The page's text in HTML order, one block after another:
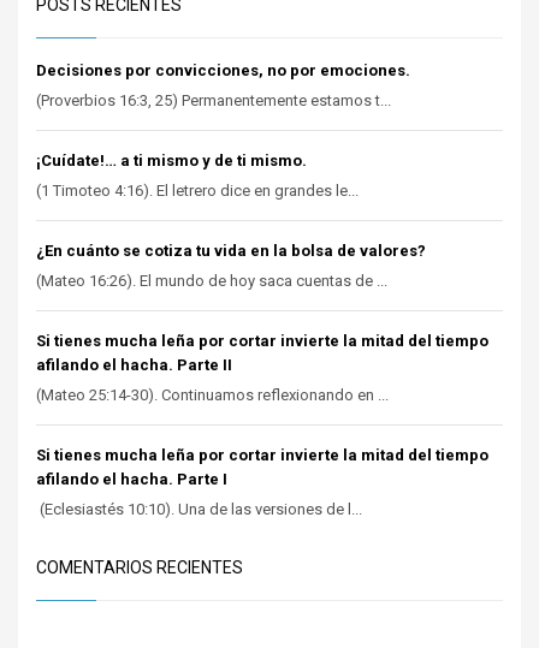
POSTS RECIENTES
Decisiones por convicciones, no por emociones.
(Proverbios 16:3, 25) Permanentemente estamos t...
¡Cuídate!… a ti mismo y de ti mismo.
(1 Timoteo 4:16). El letrero dice en grandes le...
¿En cuánto se cotiza tu vida en la bolsa de valores?
(Mateo 16:26). El mundo de hoy saca cuentas de ...
Si tienes mucha leña por cortar invierte la mitad del tiempo
afilando el hacha. Parte II
(Mateo 25:14-30). Continuamos reflexionando en ...
Si tienes mucha leña por cortar invierte la mitad del tiempo
afilando el hacha. Parte I
(Eclesiastés 10:10). Una de las versiones de l...
COMENTARIOS RECIENTES